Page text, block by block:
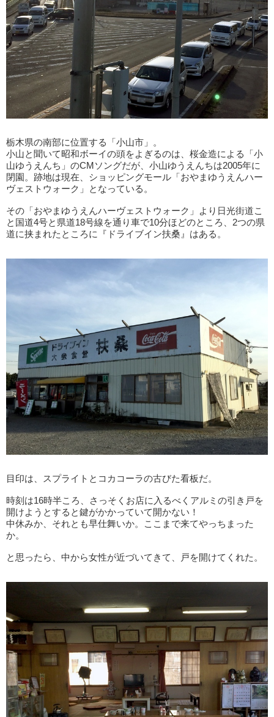
栃木県の南部に位置する「小山市」。
小山と聞いて昭和ボーイの頭をよぎるのは、桜金造による「小
山ゆうえんち」のCMソングだが、小山ゆうえんちは2005年に
閉園。跡地は現在、ショッピングモール「おやまゆうえんハー
ヴェストウォーク」となっている。
その「おやまゆうえんハーヴェストウォーク」より日光街道こ
と国道4号と県道18号線を通り車で10分ほどのところ、2つの県
道に挟まれたところに『ドライブイン扶桑』はある。
目印は、スプライトとコカコーラの古びた看板だ。
時刻は16時半ころ、さっそくお店に入るべくアルミの引き戸を
開けようとすると鍵がかかっていて開かない！
中休みか、それとも早仕舞いか。ここまで来てやっちまった
か。
と思ったら、中から女性が近づいてきて、戸を開けてくれた。